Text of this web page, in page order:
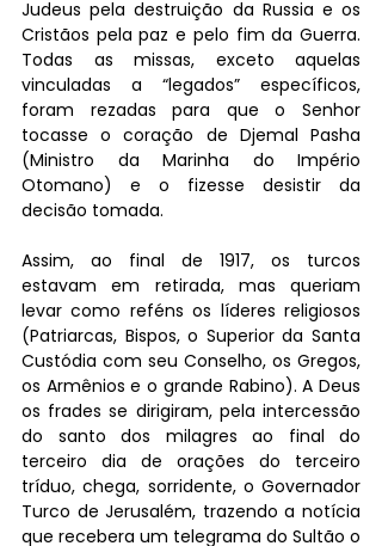
Judeus pela destruição da Russia e os
Cristãos pela paz e pelo fim da Guerra.
Todas as missas, exceto aquelas
vinculadas a “legados” específicos,
foram rezadas para que o Senhor
tocasse o coração de Djemal Pasha
(Ministro da Marinha do Império
Otomano) e o fizesse desistir da
decisão tomada.
Assim, ao final de 1917, os turcos
estavam em retirada, mas queriam
levar como reféns os líderes religiosos
(Patriarcas, Bispos, o Superior da Santa
Custódia com seu Conselho, os Gregos,
os Armênios e o grande Rabino). A Deus
os frades se dirigiram, pela intercessão
do santo dos milagres ao final do
terceiro dia de orações do terceiro
tríduo, chega, sorridente, o Governador
Turco de Jerusalém, trazendo a notícia
que recebera um telegrama do Sultão o